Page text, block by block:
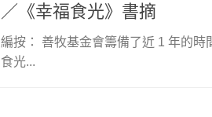
／《幸福食光》書摘
編按： 善牧基金會籌備了近 1 年的時
食光...